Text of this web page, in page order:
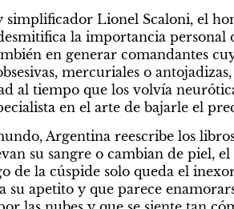
Lionel Scaloni, el
la importancia personal
en generar comandantes
mercuriales o
al tiempo que los volvía
en el arte de bajarle el
Argentina reescribe los
su sangre o cambian de piel,
de la cúspide solo queda el
su apetito y que parece